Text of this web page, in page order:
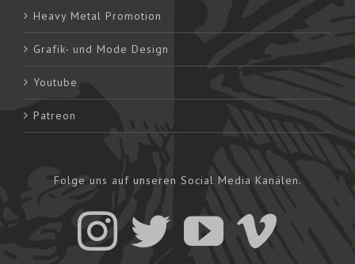
Heavy Metal Promotion
Grafik- und Mode Design
Youtube
Patreon
Folge uns auf unseren Social Media Kanälen.